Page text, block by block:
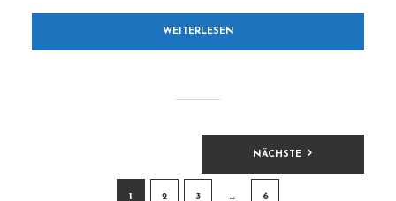
WEITERLESEN
BEITRAGSNAVIGATION
1 2 3 … 6
NÄCHSTE